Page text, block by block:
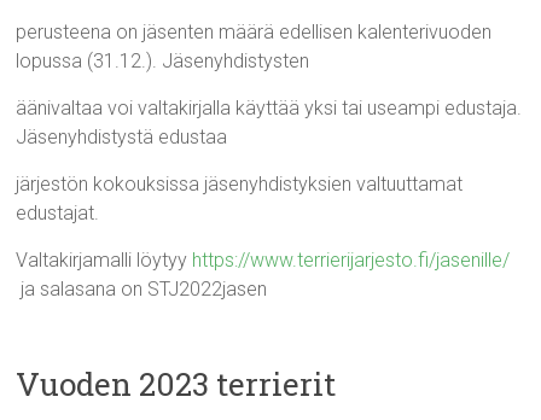
perusteena on jäsenten määrä edellisen kalenterivuoden
lopussa (31.12.). Jäsenyhdistysten
äänivaltaa voi valtakirjalla käyttää yksi tai useampi edustaja.
Jäsenyhdistystä edustaa
järjestön kokouksissa jäsenyhdistyksien valtuuttamat
edustajat.
Valtakirjamalli löytyy https://www.terrierijarjesto.fi/jasenille/
ja salasana on STJ2022jasen
Vuoden 2023 terrierit